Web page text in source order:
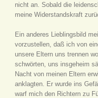
nicht an. Sobald die
meine Widerstandskraft
Ein anderes Lieblingsbild
vorzustellen, daß ich von
unsere Eltern uns trennen
schwörten, uns insgeheim
Nacht von meinen Eltern
anklagten. Er wurde ins
warf mich den Richtern zu